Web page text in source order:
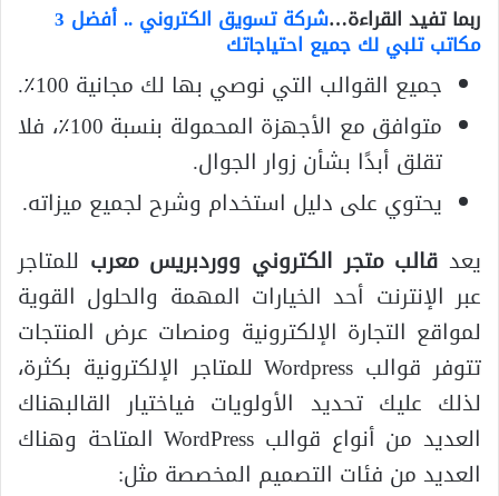
ربما تفيد القراءة… شركة تسويق الكتروني .. أفضل 3
مكاتب تلبي لك جميع احتياجاتك
جميع القوالب التي نوصي بها لك مجانية 100٪.
متوافق مع الأجهزة المحمولة بنسبة 100٪، فلا
تقلق أبدًا بشأن زوار الجوال.
يحتوي على دليل استخدام وشرح لجميع ميزاته.
يعد قالب متجر الكتروني ووردبريس معرب للمتاجر
عبر الإنترنت أحد الخيارات المهمة والحلول القوية
لمواقع التجارة الإلكترونية ومنصات عرض المنتجات
تتوفر قوالب Wordpress للمتاجر الإلكترونية بكثرة،
لذلك عليك تحديد الأولويات فياختيار القالبهناك
العديد من أنواع قوالب WordPress المتاحة وهناك
العديد من فئات التصميم المخصصة مثل: